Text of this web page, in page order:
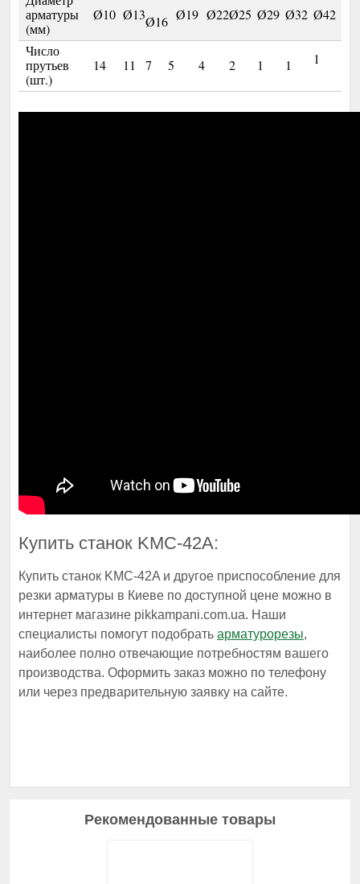
арматуры
(мм)
Ø10 Ø13Ø16 Ø19 Ø22Ø25 Ø29 Ø32 Ø42
Число
прутьев
(шт.)
14 11 7 5 4 2 1 1 1
Купить cтанок KMC-42A:
Купить станок KMC-42A и другое приспособление для
резки арматуры в Киеве по доступной цене можно в
интернет магазине pikkampani.com.ua. Наши
специалисты помогут подобрать арматурорезы,
наиболее полно отвечающие потребностям вашего
производства. Оформить заказ можно по телефону
или через предварительную заявку на сайте.
Рекомендованные товары